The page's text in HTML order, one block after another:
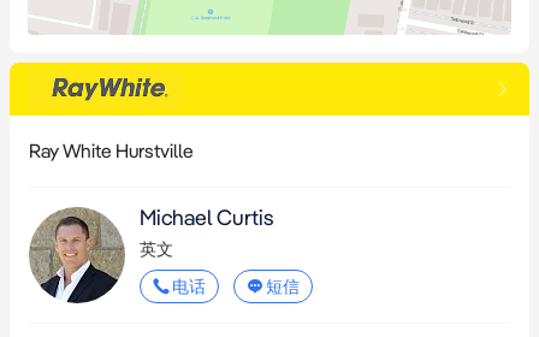
- E4工业综合用地
- 位置便利，毗邻M5高速公路出入口、Sydney Airport和Port
President Ave Kogarah
- 难得的投资良机，不容错过
Ray White Hurstville
Michael Curtis
英文
电话
短信